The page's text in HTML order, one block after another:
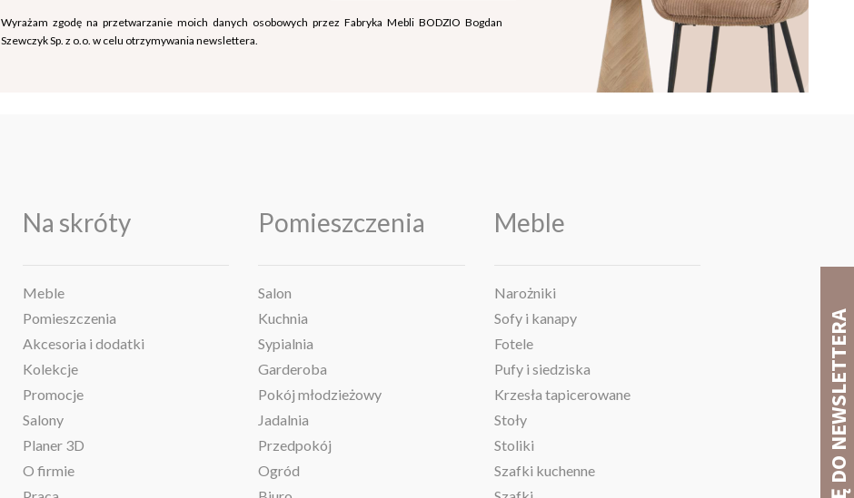
Wyrażam zgodę na przetwarzanie moich danych osobowych przez Fabryka Mebli BODZIO Bogdan
Szewczyk Sp. z o.o. w celu otrzymywania newslettera.
Na skróty
Meble
Pomieszczenia
Akcesoria i dodatki
Kolekcje
Promocje
Salony
Planer 3D
O firmie
Pomieszczenia
Salon
Kuchnia
Sypialnia
Garderoba
Pokój młodzieżowy
Jadalnia
Przedpokój
Ogród
Meble
Narożniki
Sofy i kanapy
Fotele
Pufy i siedziska
Krzesła tapicerowane
Stoły
Stoliki
Szafki kuchenne